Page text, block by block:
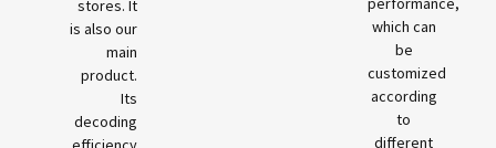
stores. It
is also our
main
product.
Its
decoding
which can
be
customized
according
to
different